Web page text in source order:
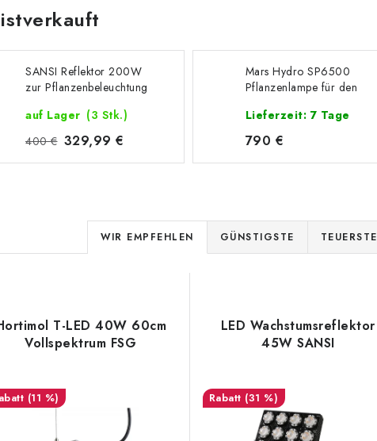
SANSI Reflektor 200W
zur Pflanzenbeleuchtung
auf Lager (3 Stk.)
400 € 329,99 €
Mars Hydro SP6500
Pflanzenlampe für den
Lieferzeit: 7 Tage
790 €
P
r
d
u
WIR EMPFEHLEN GÜNSTIGSTE TEUERSTE
T-LED 40W 60cm
Vollspektrum FSG
(11 %)
LED Wachstumsreflektor
45W SANSI
(31 %)